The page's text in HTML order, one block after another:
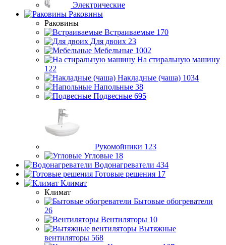
Электрические
Раковины
Раковины
Встраиваемые 170
Для двоих 23
Мебельные 1002
На стиральную машину
122
Накладные (чаша) 1034
Напольные 38
Подвесные 695
Рукомойники 123
Угловые 18
Водонагреватели 434
Готовые решения 17
Климат
Климат
Бытовые обогреватели
26
Вентиляторы 10
Вытяжные
вентиляторы 568